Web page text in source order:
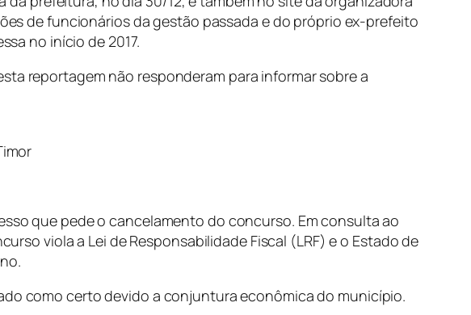
de funcionários da gestão passada e do próprio ex-prefeito
no início de 2017.
reportagem não responderam para informar sobre a
que pede o cancelamento do concurso. Em consulta ao
viola a Lei de Responsabilidade Fiscal (LRF) e o Estado de
como certo devido a conjuntura econômica do município.